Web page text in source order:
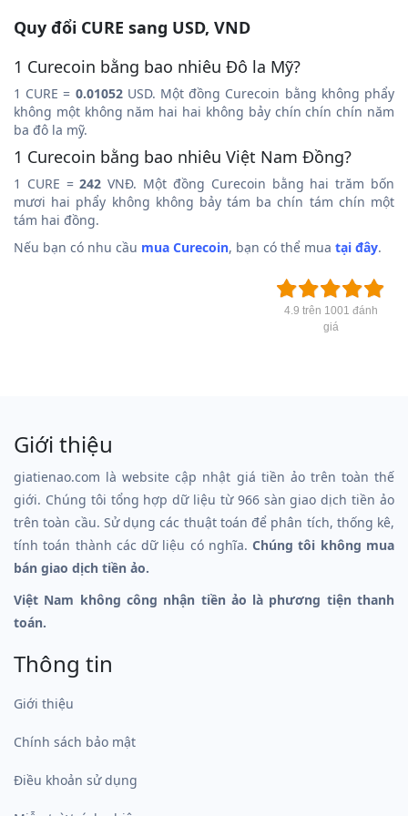
Quy đổi CURE sang USD, VND
1 Curecoin bằng bao nhiêu Đô la Mỹ?
1 CURE = 0.01052USD. Một đồng Curecoin bằng không phẩy
không một không năm hai hai không bảy chín chín chín năm
ba đô la mỹ.
1 Curecoin bằng bao nhiêu Việt Nam Đồng?
1 CURE =242 VNĐ. Một đồng Curecoin bằng hai trăm bốn
mươi hai phẩy không không bảy tám ba chín tám chín một
tám hai đồng.
Nếu bạn có nhu cầu mua Curecoin, bạn có thể mua tại đây.
4.9 trên 1001 đánh
giá
Giới thiệu
giatienao.com là website cập nhật giá tiền ảo trên toàn thế
giới. Chúng tôi tổng hợp dữ liệu từ 966 sàn giao dịch tiền ảo
trên toàn cầu. Sử dụng các thuật toán để phân tích, thống kê,
tính toán thành các dữ liệu có nghĩa.Chúng tôi không mua
bán giao dịch tiền ảo.
Việt Nam không công nhận tiền ảo là phương tiện thanh
toán.
Thông tin
Giới thiệu
Chính sách bảo mật
Điều khoản sử dụng